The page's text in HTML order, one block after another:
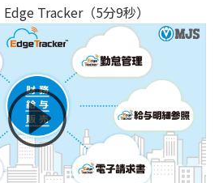
Tracker（5分9秒）